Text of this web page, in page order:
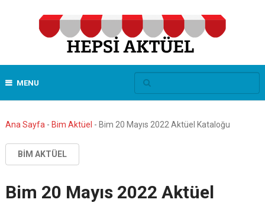
MENU
Ana Sayfa - Bim Aktüel - Bim 20 Mayıs 2022 Aktüel Kataloğu
BIM AKTÜEL
Bim 20 Mayıs 2022 Aktüel